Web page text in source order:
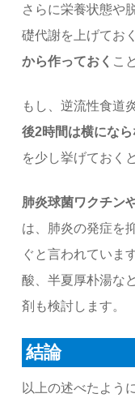
さらに栄養状態や
礎代謝を上げてお
から作っておく こ
もし、逆流性食道
後2時間は横にな
を少し挙げておく
肺炎球菌ワクチン
は、肺炎の発症を
ぐと言われていま
酸、半夏厚朴湯な
剤も検討します。
結論
以上の述べたよう